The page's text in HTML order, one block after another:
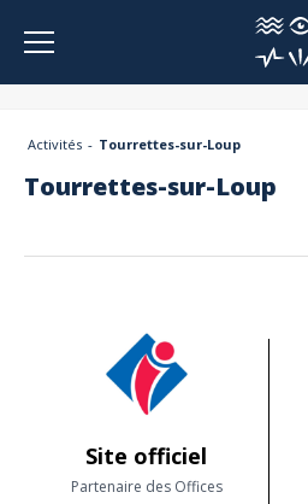
Panneau de gestion des cookies
Activités Tourrettes-sur-Loup
Tourrettes-sur-Loup
Site officiel
Partenaire des Offices